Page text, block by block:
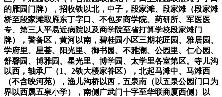
的雁园门牌），招收铁以北，中子，段家滩、段家滩（段家滩
桥至段家滩取雁东丁字口、不包罗商学院、药研所、军医医
专、第三人平易近病院以及商学院至省打算学校段家滩门
牌），警备区，黄河以南，碧桂园小区三期花匠园、雅居园、
学府里、星荟、阳光里、御书园、不雅澜、公园里、仁心园、
舒馨园、博雅园、星光里、博学园、太学里各室第区。寺儿沟
以西，轴承厂（1、2铁大楼家眷区），北起马滩中、马滩西
（不含映河苑），渔儿沟桥以西，五泉南（以五泉公园门口为
界以西属五泉小学），南侧广武门十字至华联商厦西侧）以